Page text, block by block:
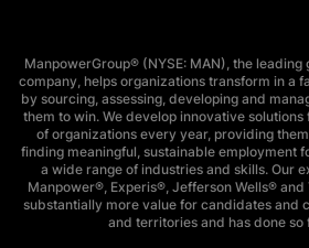
ManpowerGroup® (NYSE: MAN), the
company, helps organizations transform in a
by sourcing, assessing, developing and
them to win. We develop innovative
of organizations every year, providing
finding meaningful, sustainable employment
a wide range of industries and skills. Our
Manpower®, Experis®, Jefferson Wells® and
substantially more value for candidates and
and territories and has done so